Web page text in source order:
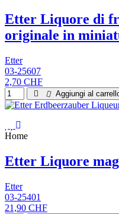
Etter Liquore di
originale in
Etter
03-25607
2,70 CHF
Aggiungi al
Home
Etter Liquore
Etter
03-25401
21,90 CHF